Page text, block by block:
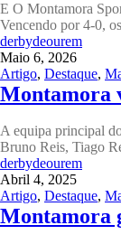
E O Montamora
Vencendo por 4-0,
derbydeourem
Maio 6, 2026
Artigo, Destaque,
Montamora
A equipa principal
Bruno Reis, Tiago
derbydeourem
Abril 4, 2025
Artigo, Destaque,
Montamora